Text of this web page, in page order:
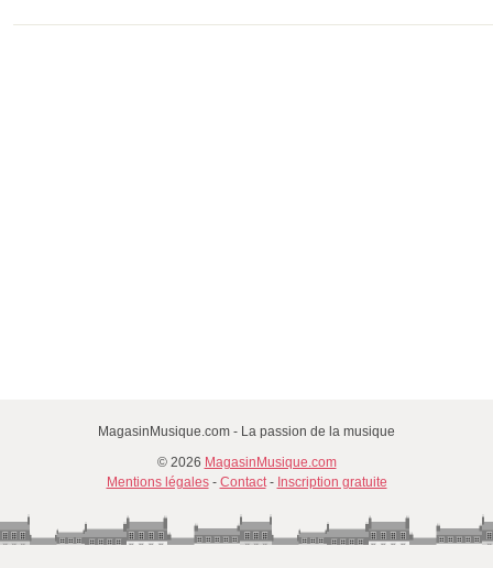
MagasinMusique.com - La passion de la musique
© 2026 MagasinMusique.com
Mentions légales- Contact- Inscription gratuite